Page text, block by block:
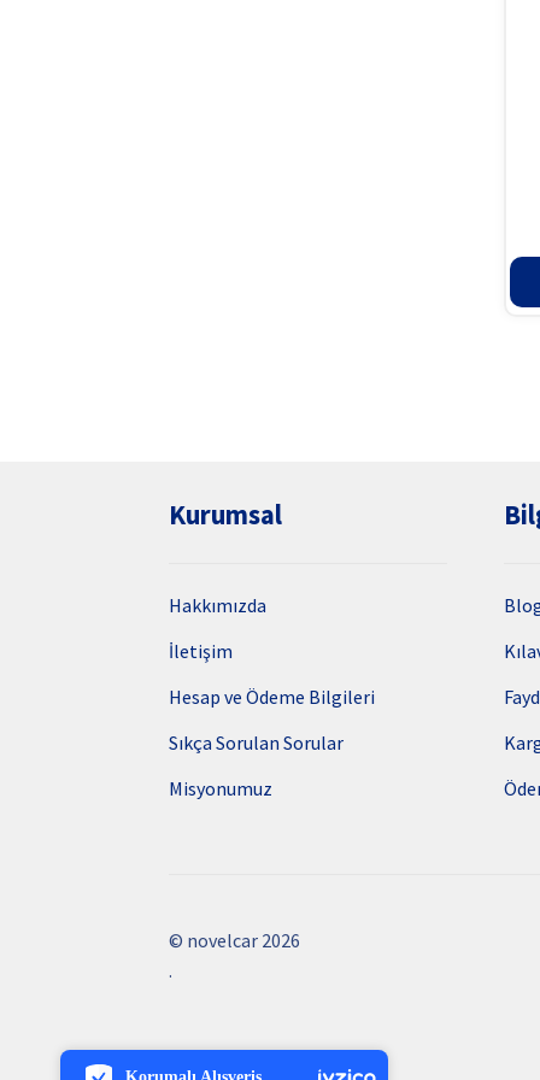
7/24 Canlı Destek
Kurumsal
Hakkımızda
İletişim
Hesap ve Ödeme Bilgileri
Sıkça Sorulan Sorular
Misyonumuz
© novelcar 2026
.